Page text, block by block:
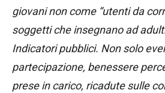
giovani non come “utenti da
soggetti che insegnano ad
Indicatori pubblici. Non solo
partecipazione, benessere
prese in carico, ricadute sulle